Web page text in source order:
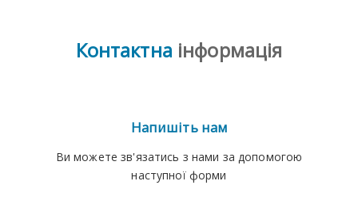
Контактна інформація
Напишіть нам
Ви можете зв'язатись з нами за допомогою
наступної форми